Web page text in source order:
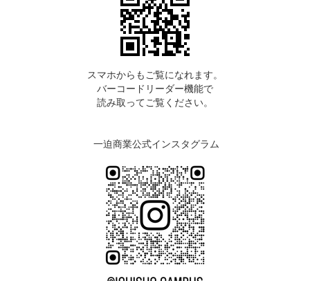
スマホからもご覧になれます。
バーコードリーダー機能で
読み取ってご覧ください。
一迫商業公式インスタグラム